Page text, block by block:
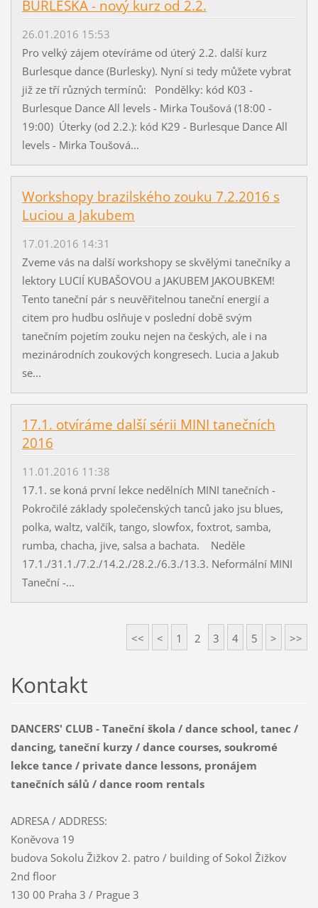
BURLESKA - nový kurz od 2.2.
26.01.2016 15:53
Pro velký zájem otevíráme od úterý 2.2. další kurz
Burlesque dance (Burlesky). Nyní si tedy můžete vybrat
již ze tří různých termínů: Pondělky: kód K03 -
Burlesque Dance All levels - Mirka Toušová (18:00 -
19:00) Úterky (od 2.2.): kód K29 - Burlesque Dance All
levels - Mirka Toušová...
Workshopy brazilského zouku 7.2.2016 s
Luciou a Jakubem
17.01.2016 14:31
Zveme vás na další workshopy se skvělými tanečníky a
lektory LUCIÍ KUBAŠOVOU a JAKUBEM JAKOUBKEM!
Tento taneční pár s neuvěřitelnou taneční energií a
citem pro hudbu oslňuje v poslední době svým
tanečním pojetím zouku nejen na českých, ale i na
mezinárodních zoukových kongresech. Lucia a Jakub
se...
17.1. otvíráme další sérii MINI tanečních
2016
11.01.2016 11:38
17.1. se koná první lekce nedělních MINI tanečních -
Pokročilé základy společenských tanců jako jsu blues,
polka, waltz, valčík, tango, slowfox, foxtrot, samba,
rumba, chacha, jive, salsa a bachata. Neděle
17.1./31.1./7.2./14.2./28.2./6.3./13.3. Neformální MINI
Taneční -...
<< < 1 2 3 4 5 > >>
Kontakt
DANCERS' CLUB - Taneční škola / dance school, tanec /
dancing, taneční kurzy / dance courses, soukromé
lekce tance / private dance lessons, pronájem
tanečních sálů / dance room rentals
ADRESA / ADDRESS:
Koněvova 19
budova Sokolu Žižkov 2. patro / building of Sokol Žižkov
2nd floor
130 00 Praha 3 / Prague 3